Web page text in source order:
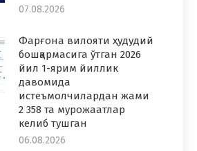
07.08.2026
Фарғона вилояти ҳудудий
бошқармасига ўтган 2026
йил 1-ярим йиллик
давомида
истеъмолчилардан жами
2 358 та мурожаатлар
келиб тушган
06.08.2026